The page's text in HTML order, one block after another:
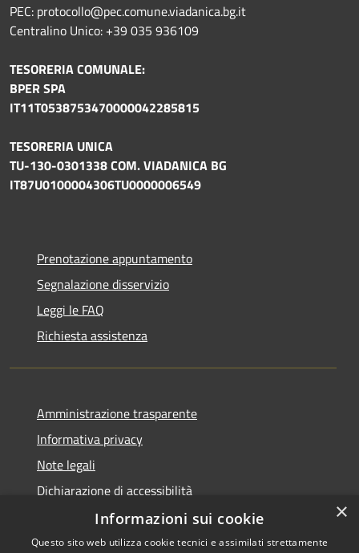
PEC: protocollo@pec.comune.viadanica.bg.it
Centralino Unico: +39 035 936109
TESORERIA COMUNALE:
BPER SPA
IT11T0538753470000042285815
TESORERIA UNICA
TU-130-0301338 COM. VIADANICA BG
IT87U0100004306TU0000006549
Prenotazione appuntamento
Segnalazione disservizio
Leggi le FAQ
Richiesta assistenza
Amministrazione trasparente
Informativa privacy
Note legali
Dichiarazione di accessibilità
×
Informazioni sui cookie
Questo sito web utilizza cookie tecnici e assimilati strettamente